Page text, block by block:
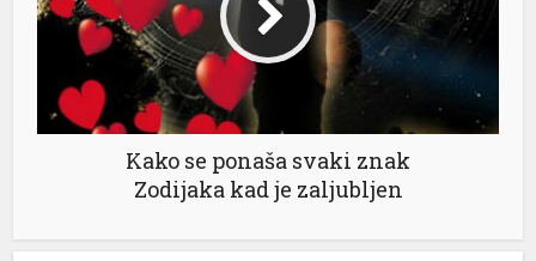
Kako se ponaša svaki znak
Zodijaka kad je zaljubljen